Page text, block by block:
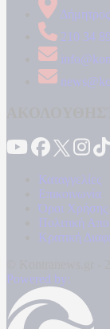
210 34
Καταγγελίες
Επικοινωνία
Όροι Χρήσης
Πολιτική
Κρατική
Powered by: